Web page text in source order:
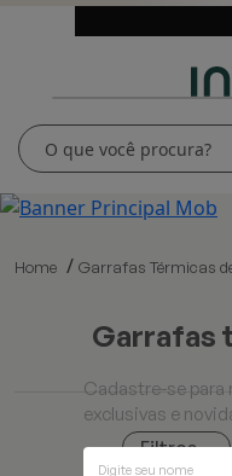
Home Garrafas Térmicas
Filtros
Cadastre-se para
exclusivas e